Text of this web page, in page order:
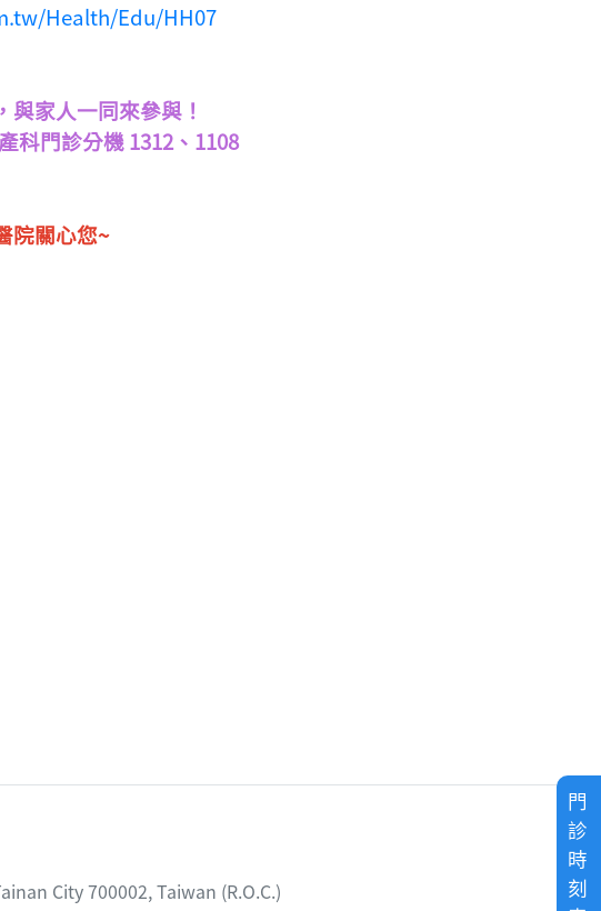
Health/Edu/HH07
家人一同來參與！
科門診分機 1312、1108
院關心您~
City 700002, Taiwan (R.O.C.)
門
診
時
刻